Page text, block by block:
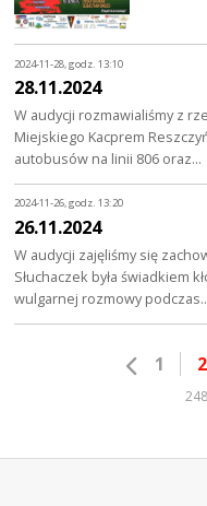
2024-11-28, godz. 13:10
28.11.2024
W audycji rozmawialiśmy z
Miejskiego Kacprem
autobusów na linii 806 oraz…
2024-11-26, godz. 13:20
26.11.2024
W audycji zajęliśmy się
Słuchaczek była świadkiem
wulgarnej rozmowy
1 2